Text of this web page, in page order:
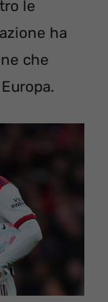
le
ha
che